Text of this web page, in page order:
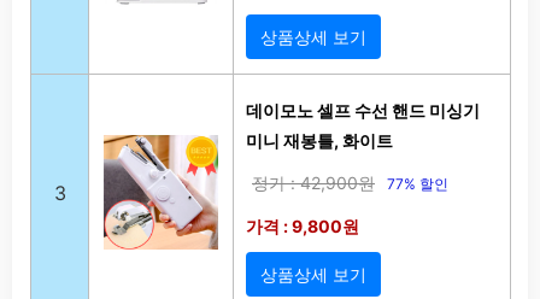
상품상세 보기
3
데이모노 셀프 수선 핸드 미싱기
미니 재봉틀, 화이트
정가 : 42,900원 77% 할인
가격 : 9,800원
상품상세 보기